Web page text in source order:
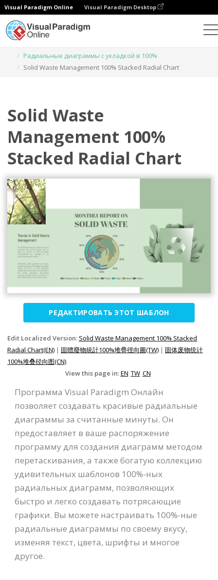
Visual Paradigm Online Visual Paradigm Desktop
Радиальные диаграммы с укладкой в 100%
Solid Waste Management 100% Stacked Radial Chart
Solid Waste
Management 100%
Stacked Radial Chart
РЕДАКТИРОВАТЬ ЭТОТ ШАБЛОН
Edit Localized Version: Solid Waste Management 100% Stacked
Radial Chart(EN) | 固體廢物統計100%堆疊徑向圖(TW) | 固体废物统计
100%堆叠径向图(CN)
View this page in:EN TW CN
Программа Visual Paradigm Онлайн
позволяет создавать красивые радиальные
диаграммы за считанные минуты. Он
предоставляет в ваше распоряжение
программу для создания диаграмм методом
перетаскивания, а также богатую коллекцию
удивительных шаблонов 100%-ных
радиальных диаграмм, позволяющих
быстро и легко создавать потрясающие
графики. Вы можете настраивать 100%-ные
радиальные диаграммы по своему вкусу,
изменяя текст, цвета, шрифты и многое
другое.